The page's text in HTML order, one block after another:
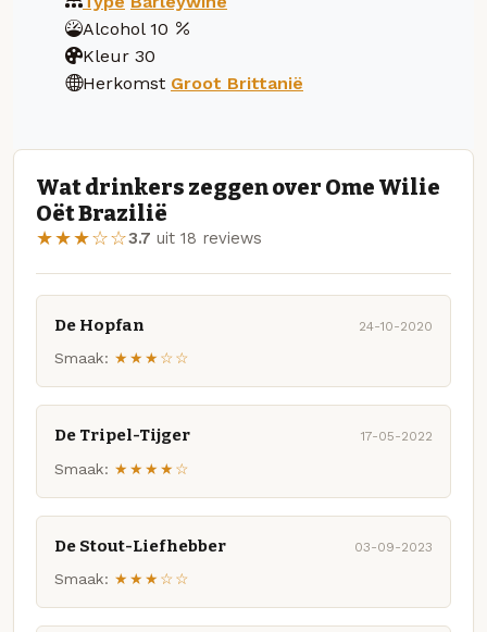
Alcohol 10
Kleur 30
Herkomst Groot Brittanië
Wat drinkers zeggen over Ome Wilie
Oët Brazilië
★★★☆☆3.7 uit 18 reviews
De Hopfan 24-10-2020
Smaak: ★★★☆☆
De Tripel-Tijger 17-05-2022
Smaak: ★★★★☆
De Stout-Liefhebber 03-09-2023
Smaak: ★★★☆☆